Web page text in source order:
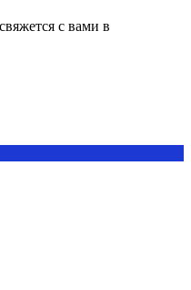
с вами в